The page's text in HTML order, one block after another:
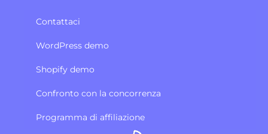
Contattaci
WordPress demo
Shopify demo
Confronto con la concorrenza
Programma di affiliazione